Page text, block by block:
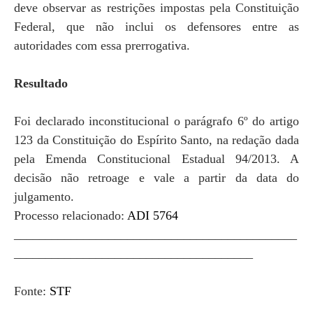
deve observar as restrições impostas pela Constituição
Federal, que não inclui os defensores entre as
autoridades com essa prerrogativa.
Resultado
Foi declarado inconstitucional o parágrafo 6º do artigo
123 da Constituição do Espírito Santo, na redação dada
pela Emenda Constitucional Estadual 94/2013. A
decisão não retroage e vale a partir da data do
julgamento.
Processo relacionado: ADI 5764
Fonte: STF